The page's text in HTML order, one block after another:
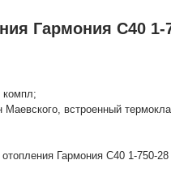
Гармония С40
компл;
Маевского, встроенный
Гармония С40 1-